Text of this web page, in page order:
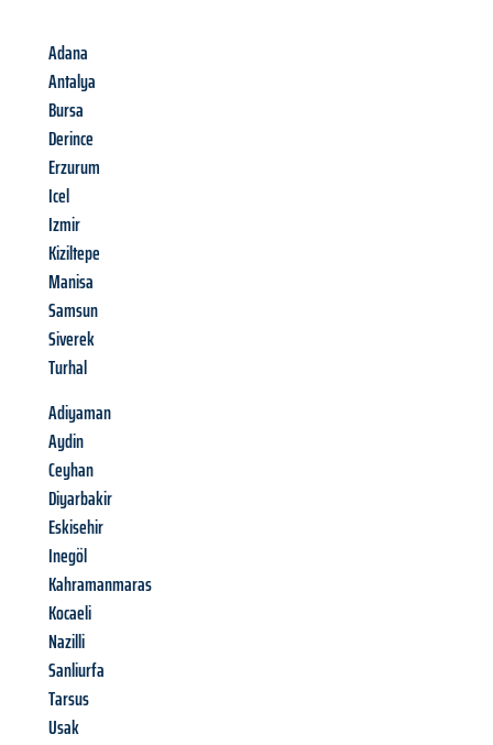
Adana
Antalya
Bursa
Derince
Erzurum
Icel
Izmir
Kiziltepe
Manisa
Samsun
Siverek
Turhal
Adiyaman
Aydin
Ceyhan
Diyarbakir
Eskisehir
Inegöl
Kahramanmaras
Kocaeli
Nazilli
Sanliurfa
Tarsus
Usak